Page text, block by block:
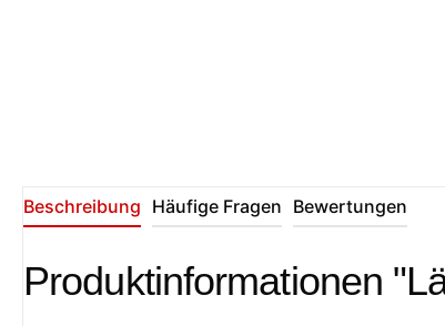
Beschreibung Häufige Fragen Bewertungen
Produktinformationen